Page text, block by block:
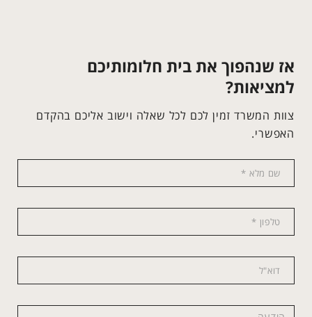
אז שנהפוך את בית חלומותיכם
למציאות?
צוות המשרד זמין לכם לכל שאלה וישוב אליכם בהקדם
האפשרי.